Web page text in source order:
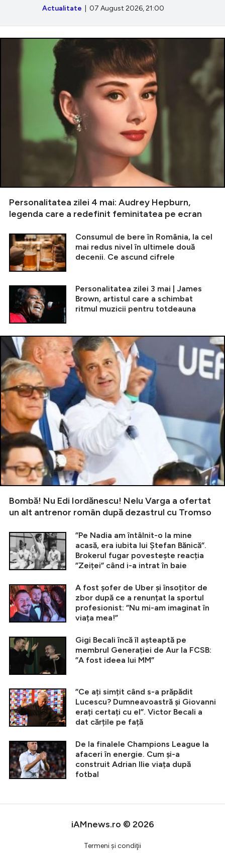
Actualitate | 07 August 2026, 21:00
Personalitatea zilei 4 mai: Audrey Hepburn,
legenda care a redefinit feminitatea pe ecran
Consumul de bere în România, la cel
mai redus nivel în ultimele două
decenii. Ce ascund cifrele
Personalitatea zilei 3 mai | James
Brown, artistul care a schimbat
ritmul muzicii pentru totdeauna
Bombă! Nu Edi Iordănescu! Nelu Varga a ofertat
un alt antrenor român după dezastrul cu Tromso
”Pe Nadia am întâlnit-o la mine
acasă, era iubita lui Ștefan Bănică”.
Brokerul fugar povestește reacția
”Zeiței” când i-a intrat în baie
A fost șofer de Uber și însoțitor de
zbor după ce a renunțat la sportul
profesionist: ”Nu mi-am imaginat în
viața mea!”
Gigi Becali încă îl așteaptă pe
membrul Generației de Aur la FCSB:
”A fost ideea lui MM”
”Ce ați simțit când s-a prăpădit
Lucescu? Dumneavoastră și Giovanni
erați certați cu el”. Victor Becali a
dat cărțile pe față
De la finalele Champions League la
afaceri în energie. Cum și-a
construit Adrian Ilie viața după
fotbal
iAMnews.ro © 2026
Termeni şi condiţii